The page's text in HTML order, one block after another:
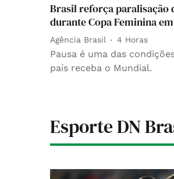
Brasil reforça paralisação
durante Copa Feminina
Agência Brasil 4 Horas
Pausa é uma das
país receba o Mundial.
Esporte DN